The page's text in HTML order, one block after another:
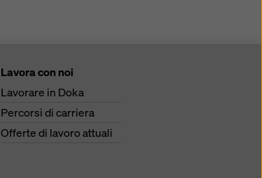
Lavora con noi
Lavorare in Doka
Percorsi di carriera
Offerte di lavoro attuali